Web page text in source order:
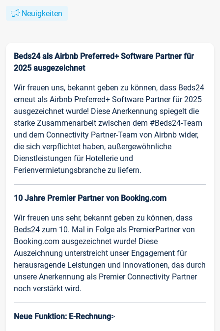
Neuigkeiten
Beds24 als Airbnb Preferred+ Software Partner für
2025 ausgezeichnet
Wir freuen uns, bekannt geben zu können, dass Beds24
erneut als Airbnb Preferred+ Software Partner für 2025
ausgezeichnet wurde! Diese Anerkennung spiegelt die
starke Zusammenarbeit zwischen dem #Beds24-Team
und dem Connectivity Partner-Team von Airbnb wider,
die sich verpflichtet haben, außergewöhnliche
Dienstleistungen für Hotellerie und
Ferienvermietungsbranche zu liefern.
10 Jahre Premier Partner von Booking.com
Wir freuen uns sehr, bekannt geben zu können, dass
Beds24 zum 10. Mal in Folge als PremierPartner von
Booking.com ausgezeichnet wurde! Diese
Auszeichnung unterstreicht unser Engagement für
herausragende Leistungen und Innovationen, das durch
unsere Anerkennung als Premier Connectivity Partner
noch verstärkt wird.
Neue Funktion: E-Rechnung>